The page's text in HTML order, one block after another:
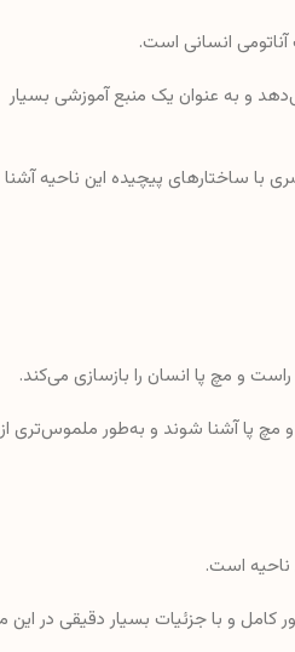
آناتومی انسانی است.
و به عنوان یک منبع آموزشی بسیار
با ساختارهای پیچیده این ناحیه آشنا
و مچ پا انسان را بازسازی می‌کند.
و مچ پا آشنا شوند و به‌طور ملموس‌تری از
ناحیه است.
و با جزئیات بسیار دقیقی در این